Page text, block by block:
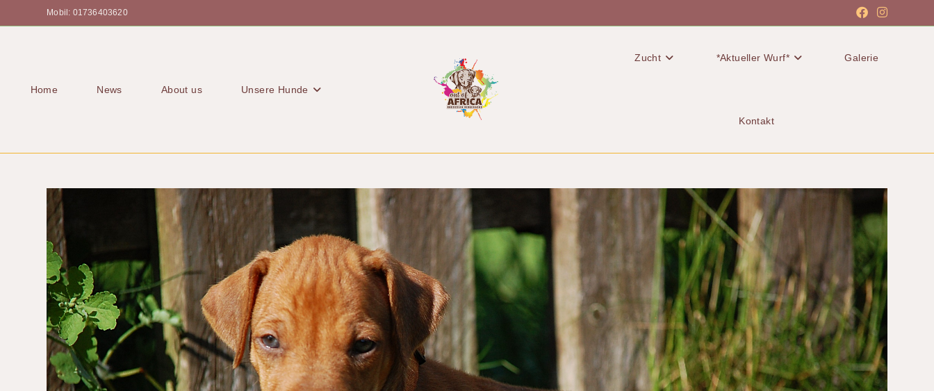
Mobil: 01736403620
Home News About us Unsere Hunde
Zucht *Aktueller Wurf* Galerie
Kontakt